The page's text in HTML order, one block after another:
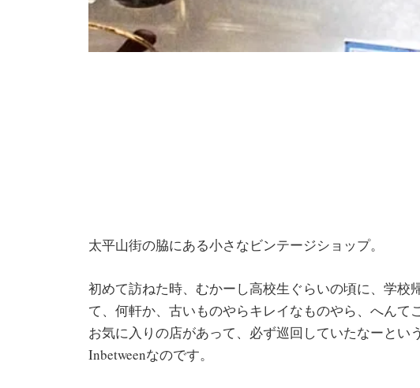
太平山街の脇にある小さなビンテージショップ。
初めて訪ねた時、むかーし高校生ぐらいの頃に、学校
て、何軒か、古いものやらキレイなものやら、へんて
お気に入りの店があって、必ず巡回していたなーとい
Inbetweenなのです。